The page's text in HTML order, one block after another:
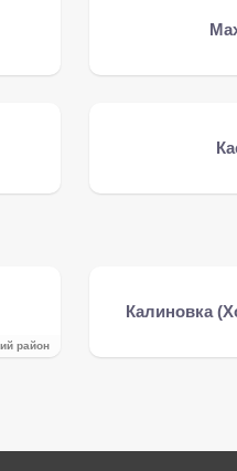
район
Калиновка